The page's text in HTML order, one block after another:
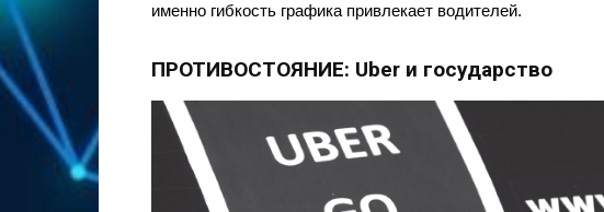
именно гибкость графика привлекает водителей.
ПРОТИВОСТОЯНИЕ: Uber и государство